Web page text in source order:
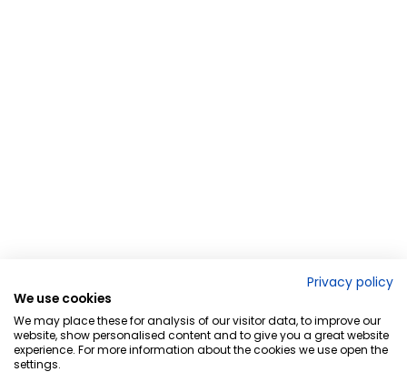
Privacy policy
We use cookies
We may place these for analysis of our visitor data, to improve our
website, show personalised content and to give you a great website
experience. For more information about the cookies we use open the
settings.